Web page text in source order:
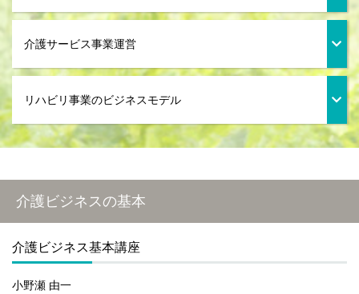
介護サービス事業運営
リハビリ事業のビジネスモデル
介護ビジネスの基本
介護ビジネス基本講座
小野瀬 由一